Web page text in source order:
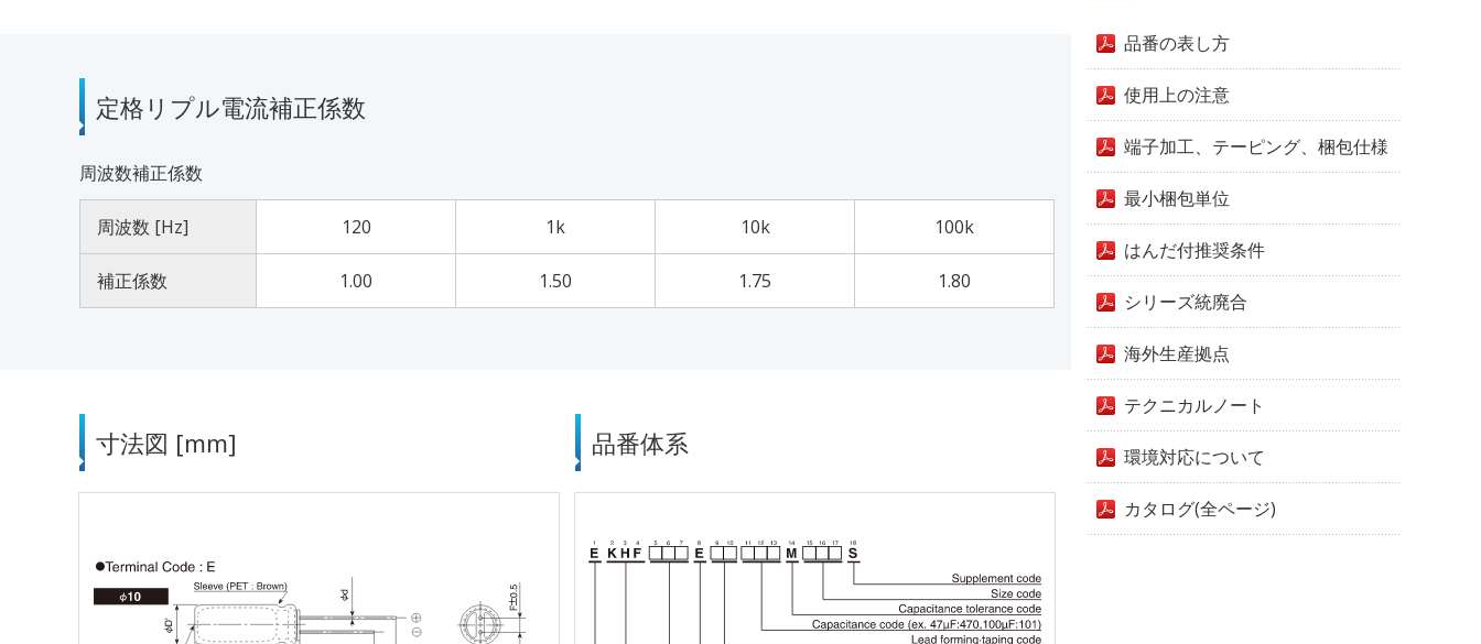
定格リプル電流補正係数
周波数補正係数
周波数 [Hz] 120 1k 10k 100k
補正係数 1.00 1.50 1.75 1.80
寸法図 [mm] 品番体系
品番の表し方
使用上の注意
端子加工、テーピング、梱包仕様
最小梱包単位
はんだ付推奨条件
シリーズ統廃合
海外生産拠点
テクニカルノート
環境対応について
カタログ(全ページ)